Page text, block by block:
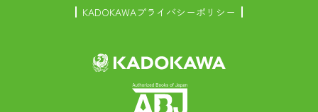
KADOKAWAプライバシーポリシー